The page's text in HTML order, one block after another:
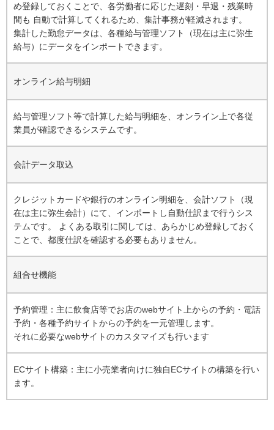
め登録しておくことで、各労働者に応じた遅刻・早退・残業時
間も 自動で計算してくれるため、集計事務が軽減されます。
集計した勤怠データは、各種給与管理ソフト（現在は主に弥生
給与）にデータをインポートできます。
オンライン給与明細
給与管理ソフト等で計算した給与明細を、オンライン上で各従
業員が確認できるシステムです。
会計データ取込
クレジットカードや銀行のオンライン明細を、会計ソフト（現
在は主に弥生会計）にて、インポートし自動仕訳まで行うシス
テムです。 よくある取引に関しては、あらかじめ登録しておく
ことで、都度仕訳を確認する必要もありません。
組合せ機能
予約管理：主に飲食店等でお店のwebサイト上からの予約・電話
予約・各種予約サイトからの予約を一元管理します。
それに必要なwebサイトのカスタマイズも行います
ECサイト構築：主に小売業者向けに独自ECサイトの構築を行い
ます。